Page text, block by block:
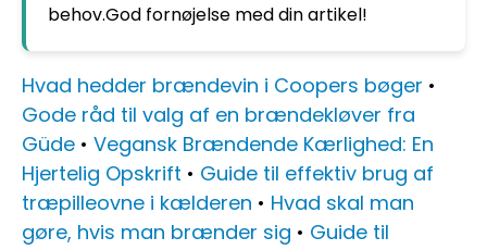
behov.God fornøjelse med din artikel!
Hvad hedder brændevin i Coopers bøger •
Gode råd til valg af en brændekløver fra
Güde • Vegansk Brændende Kærlighed: En
Hjertelig Opskrift • Guide til effektiv brug af
træpilleovne i kælderen • Hvad skal man
gøre, hvis man brænder sig • Guide til